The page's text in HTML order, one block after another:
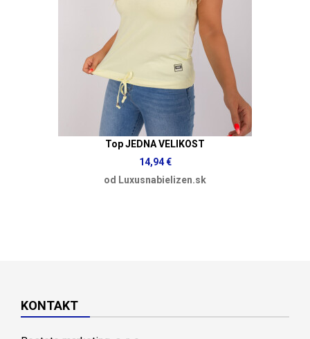
Top JEDNA VELIKOST
14,94 €
od Luxusnabielizen.sk
KONTAKT